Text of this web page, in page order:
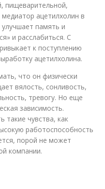
пищеварительной,
ацетилхолин в
память и
и расслабиться. С
к поступлению
ацетилхолина.
что он физически
вялость, сонливость,
тревогу. Но еще
зависимость.
такие чувства, как
работоспособность
порой не может
компании.